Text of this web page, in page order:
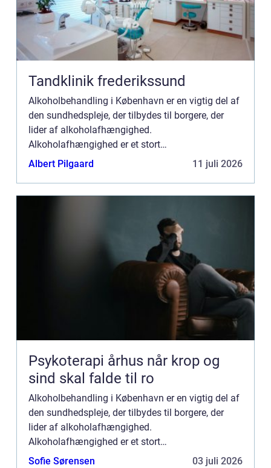
Tandklinik frederikssund
Alkoholbehandling i København er en vigtig del af
den sundhedspleje, der tilbydes til borgere, der
lider af alkoholafhængighed.
Alkoholafhængighed er et stort
samfundsproblem, der påvirker både den enkelte
Albert Pilgaard 11 juli 2026
Psykoterapi århus når krop og
sind skal falde til ro
Alkoholbehandling i København er en vigtig del af
den sundhedspleje, der tilbydes til borgere, der
lider af alkoholafhængighed.
Alkoholafhængighed er et stort
samfundsproblem, der påvirker både den enkelte
Sofie Sørensen 03 juli 2026